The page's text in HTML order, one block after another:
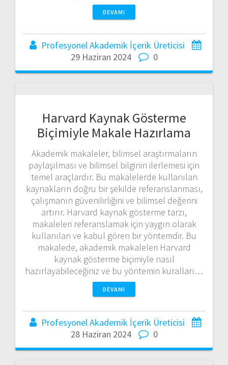
DEVAMI
Profesyonel Akademik İçerik Üreticisi
29 Haziran 2024
0
Harvard Kaynak Gösterme
Biçimiyle Makale Hazırlama
Akademik makaleler, bilimsel araştırmaların
paylaşılması ve bilimsel bilginin ilerlemesi için
temel araçlardır. Bu makalelerde kullanılan
kaynakların doğru bir şekilde referanslanması,
çalışmanın güvenilirliğini ve bilimsel değerini
artırır. Harvard kaynak gösterme tarzı,
makaleleri referanslamak için yaygın olarak
kullanılan ve kabul gören bir yöntemdir. Bu
makalede, akademik makaleleri Harvard
kaynak gösterme biçimiyle nasıl
hazırlayabileceğiniz ve bu yöntemin kuralları…
DEVAMI
Profesyonel Akademik İçerik Üreticisi
28 Haziran 2024
0